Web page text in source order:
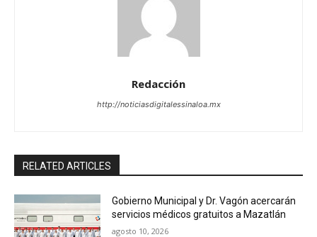
Redacción
http://noticiasdigitalessinaloa.mx
RELATED ARTICLES
Gobierno Municipal y Dr. Vagón acercarán
servicios médicos gratuitos a Mazatlán
agosto 10, 2026